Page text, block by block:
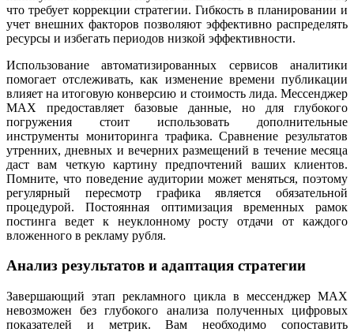
что требует коррекции стратегии. Гибкость в планировании и
учет внешних факторов позволяют эффективно распределять
ресурсы и избегать периодов низкой эффективности.
Использование автоматизированных сервисов аналитики
помогает отслеживать, как изменение времени публикации
влияет на итоговую конверсию и стоимость лида. Мессенджер
MAX предоставляет базовые данные, но для глубокого
погружения стоит использовать дополнительные
инструменты мониторинга трафика. Сравнение результатов
утренних, дневных и вечерних размещений в течение месяца
даст вам четкую картину предпочтений ваших клиентов.
Помните, что поведение аудитории может меняться, поэтому
регулярный пересмотр графика является обязательной
процедурой. Постоянная оптимизация временных рамок
постинга ведет к неуклонному росту отдачи от каждого
вложенного в рекламу рубля.
Анализ результатов и адаптация стратегии
Завершающий этап рекламного цикла в мессенджер MAX
невозможен без глубокого анализа полученных цифровых
показателей и метрик. Вам необходимо сопоставить